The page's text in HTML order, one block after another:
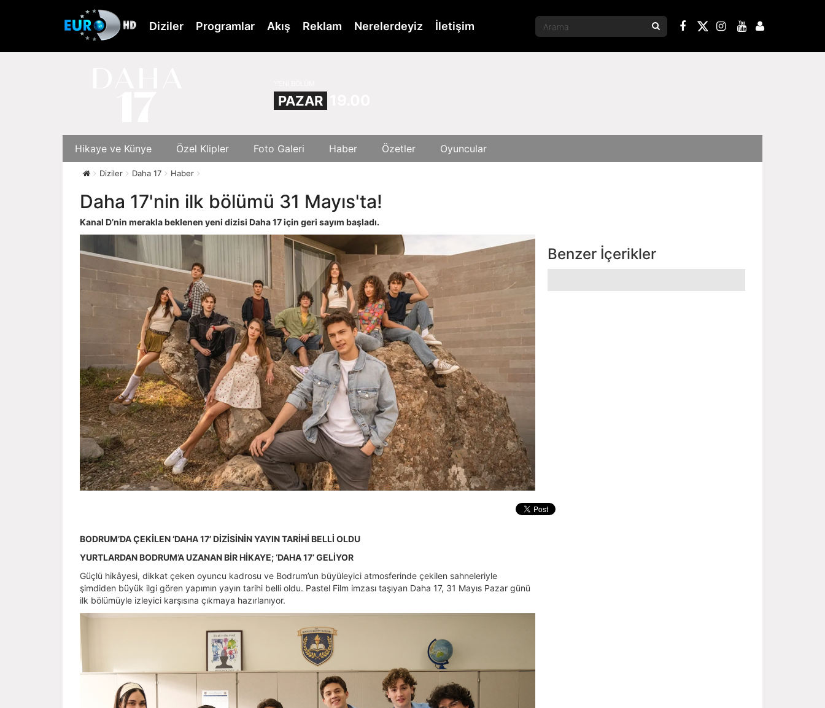
Diziler Programlar Akış Reklam Nerelerdeyiz İletişim
PAZAR
Hikaye ve Künye Özel Klipler Foto Galeri Haber Özetler Oyuncular
Diziler Daha 17 Haber
Daha 17'nin ilk bölümü 31 Mayıs'ta!
Kanal D’nin merakla beklenen yeni dizisi Daha 17 için geri sayım başladı.
BODRUM’DA ÇEKİLEN ‘DAHA 17’ DİZİSİNİN YAYIN TARİHİ BELLİ OLDU
YURTLARDAN BODRUM’A UZANAN BİR HİKAYE; ‘DAHA 17’ GELİYOR
Güçlü hikâyesi, dikkat çeken oyuncu kadrosu ve Bodrum’un büyüleyici atmosferinde çekilen sahneleriyle
şimdiden büyük ilgi gören yapımın yayın tarihi belli oldu. Pastel Film imzası taşıyan Daha 17, 31 Mayıs Pazar günü
ilk bölümüyle izleyici karşısına çıkmaya hazırlanıyor.
Benzer İçerikler